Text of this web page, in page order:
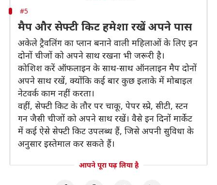
#5
मैप और सेफ्टी किट हमेशा रखें अपने पास
अकेले ट्रैवलिंग का प्लान बनाने वाली महिलाओं के लिए इन
दोनों चीजों को अपने साथ रखना भी जरूरी है।
कोशिश करें ऑफलाइन के साथ-साथ ऑनलाइन मैप दोनों
अपने साथ रखें, क्योंकि कई बार कुछ इलाके में मोबाइल
नेटवर्क काम नहीं करता।
वहीं, सेफ्टी किट के तौर पर चाकू, पेपर स्प्रे, सीटी, स्टन
गन जैसी चीजों को अपने साथ रखें। वैसे इन दिनों मार्केट
में कई ऐसे सेफ्टी किट उपलब्ध हैं, जिसे अपनी सुविधा के
अनुसार इस्तेमाल कर सकते हैं।
आपने पूरा पढ़ लिया है